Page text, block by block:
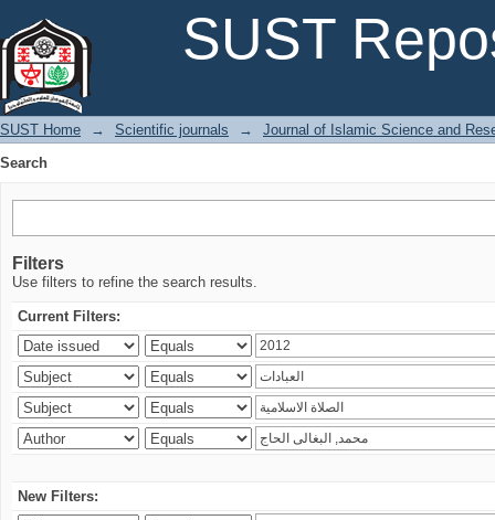
SUST
SUST Home → Scientific journals →
Journal of Islamic Science and
Search
Filters
Use filters to refine the search results.
Current Filters:
New Filters: